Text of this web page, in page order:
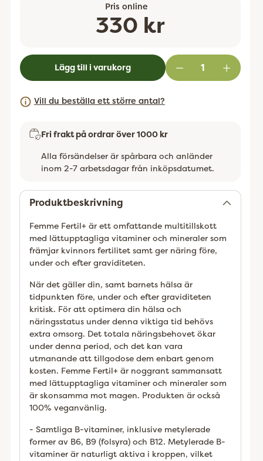
Pris online
Ordinarie
pris
330 kr
Lägg till i varukorg
Vill du beställa ett större antal?
Fri frakt på ordrar över 1000 kr
Alla försändelser är spårbara och anländer
inom 2-7 arbetsdagar från inköpsdatumet.
Produktbeskrivning
Femme Fertil+ är ett omfattande multitillskott
med lättupptagliga vitaminer och mineraler som
främjar kvinnors fertilitet samt ger näring före,
under och efter graviditeten.
När det gäller din, samt barnets hälsa är
tidpunkten före, under och efter graviditeten
kritisk. För att optimera din hälsa och
näringsstatus under denna viktiga tid behövs
extra omsorg. Det totala näringsbehovet ökar
under denna period, och det kan vara
utmanande att tillgodose dem enbart genom
kosten. Femme Fertil+ är noggrant sammansatt
med lättupptagliga vitaminer och mineraler som
är skonsamma mot magen. Produkten är också
100% veganvänlig.
- Samtliga B-vitaminer, inklusive metylerade
former av B6, B9 (folsyra) och B12. Metylerade B-
vitaminer är naturligt aktiva i kroppen, vilket